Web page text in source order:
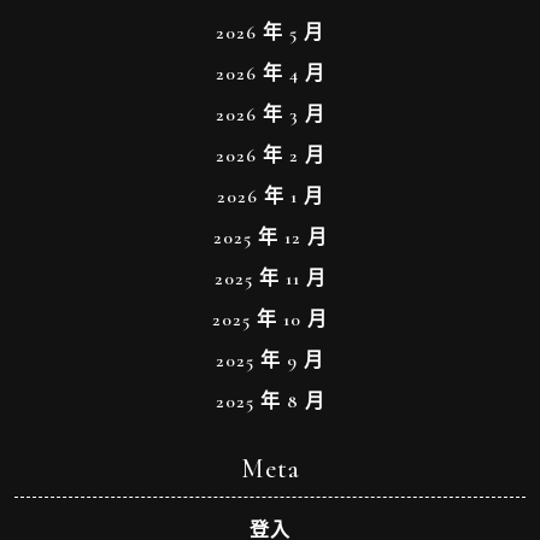
2026 年 5 月
2026 年 4 月
2026 年 3 月
2026 年 2 月
2026 年 1 月
2025 年 12 月
2025 年 11 月
2025 年 10 月
2025 年 9 月
2025 年 8 月
Meta
登入